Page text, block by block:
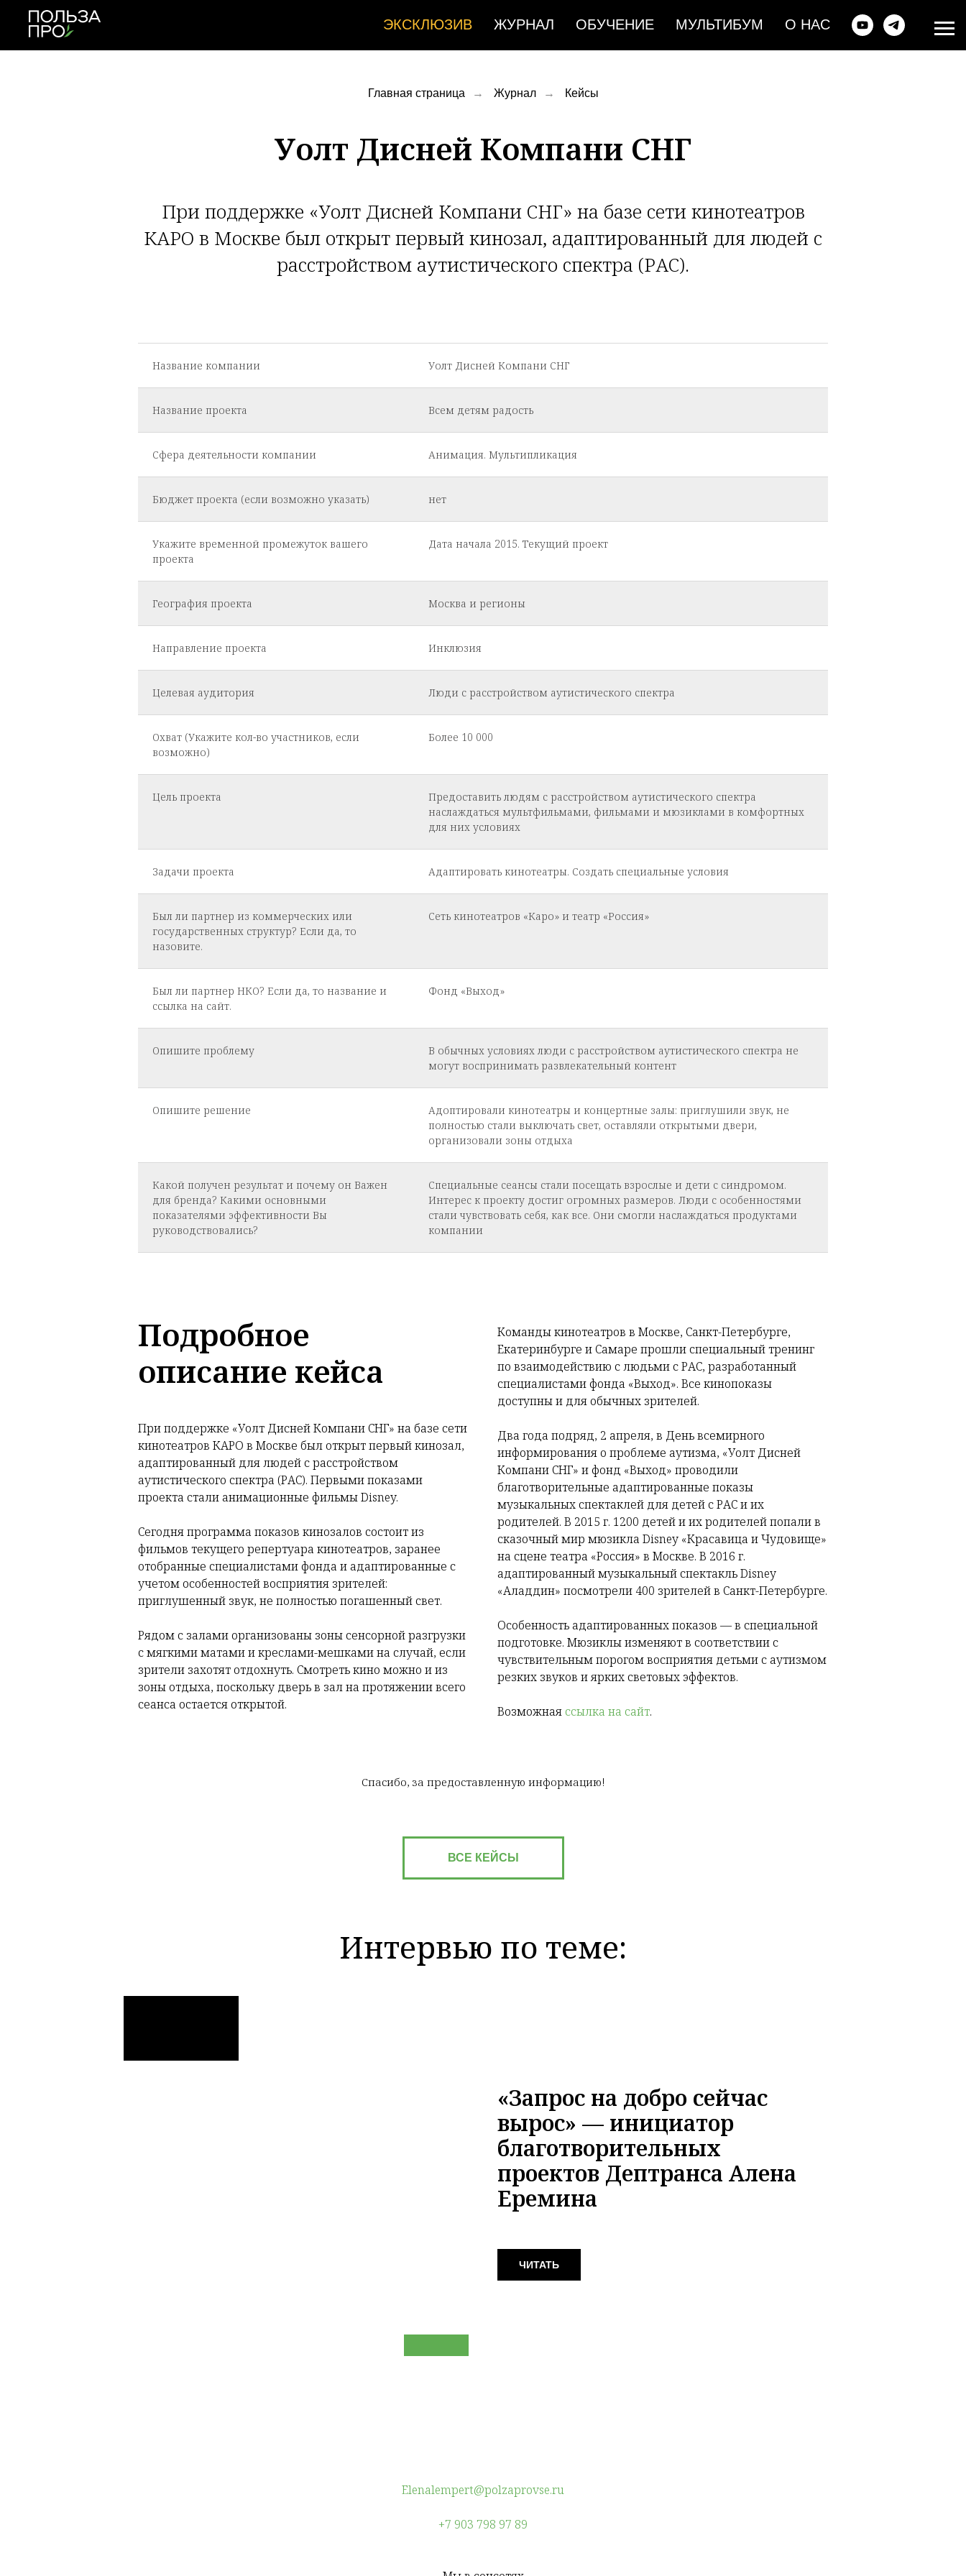
ЭКСКЛЮЗИВ ЖУРНАЛ ОБУЧЕНИЕ МУЛЬТИБУМ О НАС
Главная страница → Журнал → Кейсы
Уолт Дисней Компани СНГ
При поддержке «Уолт Дисней Компани СНГ» на базе сети кинотеатров
КАРО в Москве был открыт первый кинозал, адаптированный для людей с
расстройством аутистического спектра (РАС).
Название компании Уолт Дисней Компани СНГ
Название проекта Всем детям радость
Сфера деятельности компании Анимация. Мультипликация
Бюджет проекта (если возможно указать) нет
Укажите временной промежуток вашего
проекта
Дата начала 2015. Текущий проект
География проекта Москва и регионы
Направление проекта Инклюзия
Целевая аудитория Люди с расстройством аутистического спектра
Охват (Укажите кол-во участников, если
возможно)
Более 10 000
Цель проекта
Предоставить людям с расстройством аутистического спектра
наслаждаться мультфильмами, фильмами и мюзиклами в комфортных
для них условиях
Задачи проекта Адаптировать кинотеатры. Создать специальные условия
Был ли партнер из коммерческих или
государственных структур? Если да, то
назовите.
Сеть кинотеатров «Каро» и театр «Россия»
Был ли партнер НКО? Если да, то название и
ссылка на сайт.
Фонд «Выход»
Опишите проблему
В обычных условиях люди с расстройством аутистического спектра не
могут воспринимать развлекательный контент
Опишите решение
Адоптировали кинотеатры и концертные залы: приглушили звук, не
полностью стали выключать свет, оставляли открытыми двери,
организовали зоны отдыха
Какой получен результат и почему он Важен
для бренда? Какими основными
показателями эффективности Вы
руководствовались?
Специальные сеансы стали посещать взрослые и дети с синдромом.
Интерес к проекту достиг огромных размеров. Люди с особенностями
стали чувствовать себя, как все. Они смогли наслаждаться продуктами
компании
Подробное
описание кейса
При поддержке «Уолт Дисней Компани СНГ» на базе сети
кинотеатров КАРО в Москве был открыт первый кинозал,
адаптированный для людей с расстройством
аутистического спектра (РАС). Первыми показами
проекта стали анимационные фильмы Disney.
Сегодня программа показов кинозалов состоит из
фильмов текущего репертуара кинотеатров, заранее
отобранные специалистами фонда и адаптированные с
учетом особенностей восприятия зрителей:
приглушенный звук, не полностью погашенный свет.
Рядом с залами организованы зоны сенсорной разгрузки
с мягкими матами и креслами-мешками на случай, если
зрители захотят отдохнуть. Смотреть кино можно и из
зоны отдыха, поскольку дверь в зал на протяжении всего
сеанса остается открытой.
Команды кинотеатров в Москве, Санкт-Петербурге,
Екатеринбурге и Самаре прошли специальный тренинг
по взаимодействию с людьми с РАС, разработанный
специалистами фонда «Выход». Все кинопоказы
доступны и для обычных зрителей.
Два года подряд, 2 апреля, в День всемирного
информирования о проблеме аутизма, «Уолт Дисней
Компани СНГ» и фонд «Выход» проводили
благотворительные адаптированные показы
музыкальных спектаклей для детей с РАС и их
родителей. В 2015 г. 1200 детей и их родителей попали в
сказочный мир мюзикла Disney «Красавица и Чудовище»
на сцене театра «Россия» в Москве. В 2016 г.
адаптированный музыкальный спектакль Disney
«Аладдин» посмотрели 400 зрителей в Санкт-Петербурге.
Особенность адаптированных показов — в специальной
подготовке. Мюзиклы изменяют в соответствии с
чувствительным порогом восприятия детьми с аутизмом
резких звуков и ярких световых эффектов.
Возможная ссылка на сайт.
Спасибо, за предоставленную информацию!
ВСЕ КЕЙСЫ
Интервью по теме:
«Запрос на добро сейчас
вырос» — инициатор
благотворительных
проектов Дептранса Алена
Еремина
ЧИТАТЬ
Elenalempert@polzaprovse.ru
+7 903 798 97 89